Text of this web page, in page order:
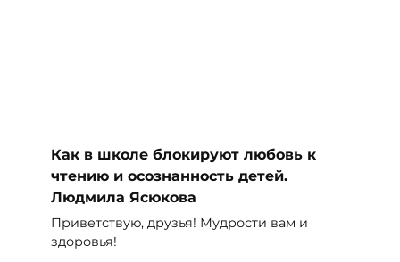
Как в школе блокируют любовь к
чтению и осознанность детей.
Людмила Ясюкова
Приветствую, друзья! Мудрости вам и
здоровья!